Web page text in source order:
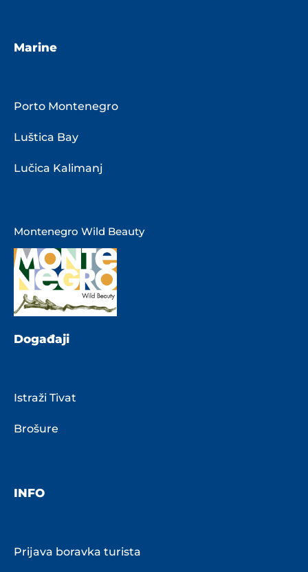
Marine
Porto Montenegro
Luštica Bay
Lučica Kalimanj
Montenegro Wild Beauty
Događaji
Istraži Tivat
Brošure
INFO
Prijava boravka turista